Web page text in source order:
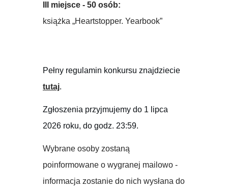
III miejsce - 50 osób:
książka „Heartstopper. Yearbook”
Pełny regulamin konkursu znajdziecie
tutaj.
Zgłoszenia przyjmujemy do 1 lipca
2026 roku, do godz. 23:59.
Wybrane osoby zostaną
poinformowane o wygranej mailowo -
informacja zostanie do nich wysłana do